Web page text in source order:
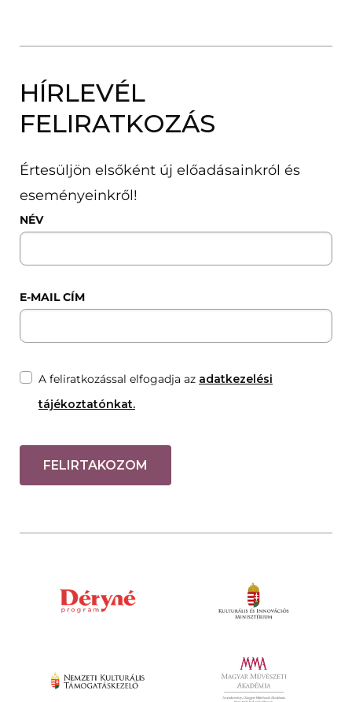
HÍRLEVÉL
FELIRATKOZÁS
Értesüljön elsőként új előadásainkról és
eseményeinkről!
NÉV
E-MAIL CÍM
A feliratkozással elfogadja az adatkezelési
tájékoztatónkat.
FELIRTAKOZOM